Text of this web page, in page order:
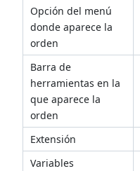
Opción del menú
donde aparece la
orden
Barra de
herramientas en la
que aparece la
orden
Extensión
Variables